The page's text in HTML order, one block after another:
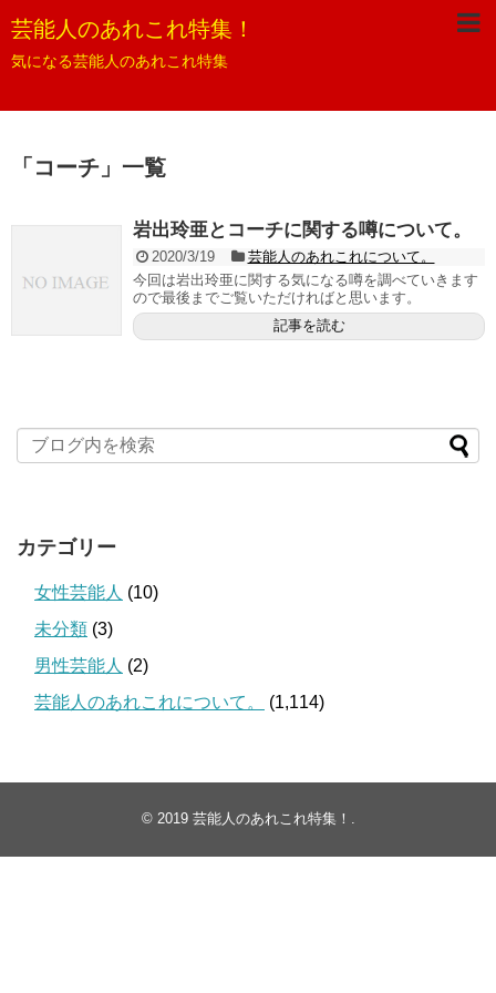
芸能人のあれこれ特集！
気になる芸能人のあれこれ特集
「 コーチ 」 一覧
岩出玲亜とコーチに関する噂について。
2020/3/19
芸能人のあれこれについて。
今回は岩出玲亜に関する気になる噂を調べていきます
ので最後までご覧いただければと思います。
記事を読む
カテゴリー
女性芸能人 (10)
未分類 (3)
男性芸能人 (2)
芸能人のあれこれについて。
(1,114)
© 2019 芸能人のあれこれ特集！